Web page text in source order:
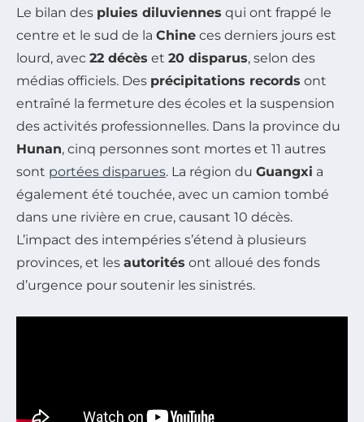
Le bilan des pluies diluviennes qui ont frappé le
centre et le sud de la Chine ces derniers jours est
lourd, avec 22 décès et 20 disparus, selon des
médias officiels. Des précipitations records ont
entraîné la fermeture des écoles et la suspension
des activités professionnelles. Dans la province du
Hunan, cinq personnes sont mortes et 11 autres
sont portées disparues. La région du Guangxi a
également été touchée, avec un camion tombé
dans une rivière en crue, causant 10 décès.
L’impact des intempéries s’étend à plusieurs
provinces, et les autorités ont alloué des fonds
d’urgence pour soutenir les sinistrés.